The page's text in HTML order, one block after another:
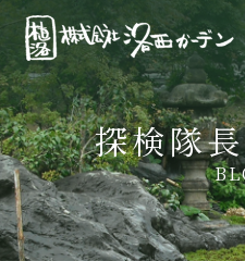
探検隊